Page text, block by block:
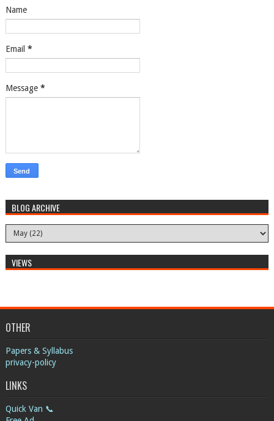
Name
Email *
Message *
BLOG ARCHIVE
VIEWS
OTHER
Papers & Syllabus
privacy-policy
LINKS
Quick Van 📞